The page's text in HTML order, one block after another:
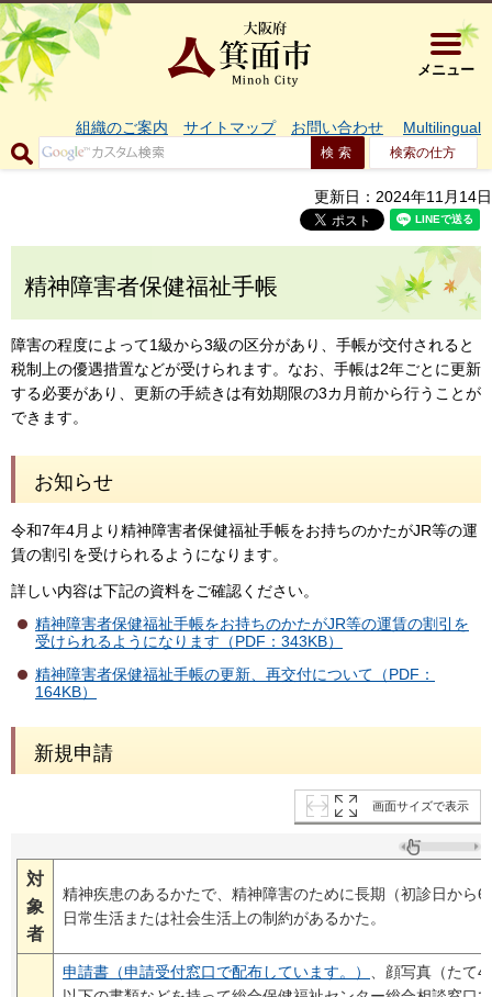
大阪府箕
メニュー
組織のご案内 サイトマップ お問い合わせ Multilingual
検索の仕方
更新日：2024年11月14日
精神障害者保健福祉手帳
障害の程度によって1級から3級の区分があり、手帳が交付されると
税制上の優遇措置などが受けられます。なお、手帳は2年ごとに更新
する必要があり、更新の手続きは有効期限の3カ月前から行うことが
できます。
お知らせ
令和7年4月より精神障害者保健福祉手帳をお持ちのかたがJR等の運
賃の割引を受けられるようになります。
詳しい内容は下記の資料をご確認ください。
精神障害者保健福祉手帳をお持ちのかたがJR等の運賃の割引を
受けられるようになります（PDF：343KB）
精神障害者保健福祉手帳の更新、再交付について（PDF：
164KB）
新規申請
画面サイズで表示
対
象
者
精神疾患のあるかたで、精神障害のために長期（初診日から
日常生活または社会生活上の制約があるかた。
申請書（申請受付窓口で配布しています。）
、顔写真（たて